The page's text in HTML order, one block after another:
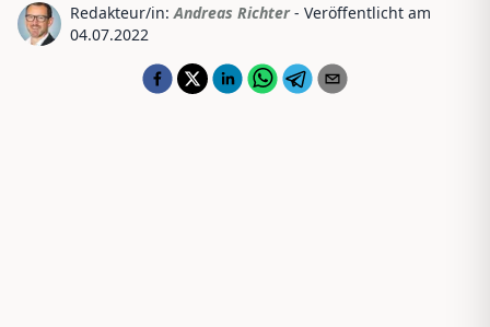
Redakteur/in: Andreas Richter - Veröffentlicht am
04.07.2022